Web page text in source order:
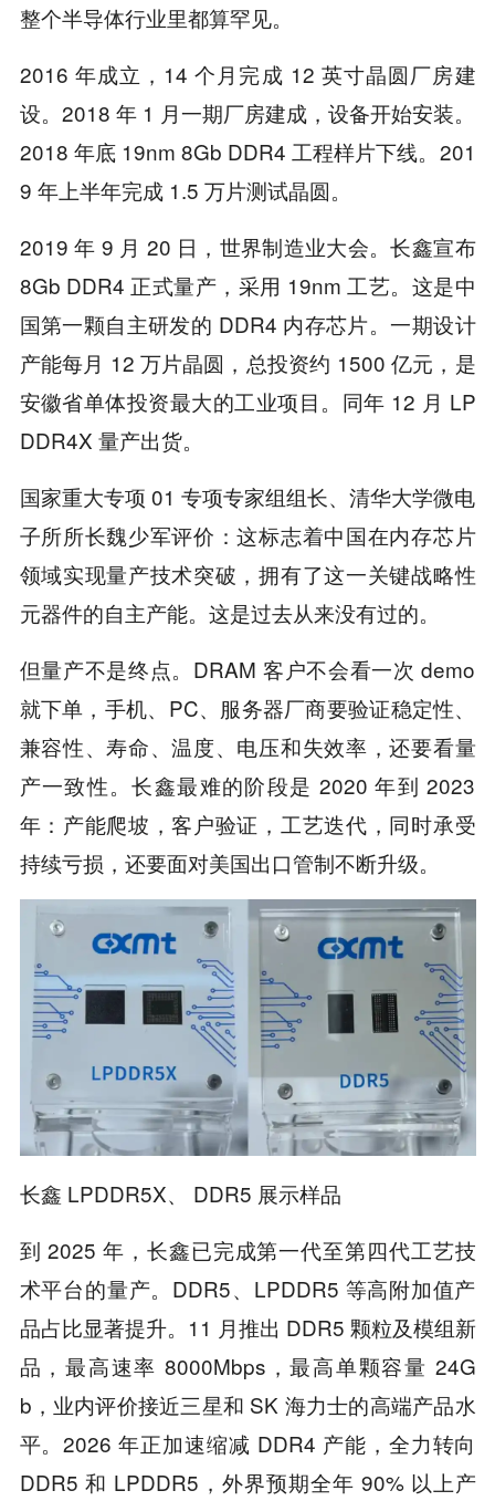
整个半导体行业里都算罕见。
2016 年成立，14 个月完成 12 英寸晶圆厂房建
设。2018 年 1 月一期厂房建成，设备开始安装。
2018 年底 19nm 8Gb DDR4 工程样片下线。201
9 年上半年完成 1.5 万片测试晶圆。
2019 年 9 月 20 日，世界制造业大会。长鑫宣布
8Gb DDR4 正式量产，采用 19nm 工艺。这是中
国第一颗自主研发的 DDR4 内存芯片。一期设计
产能每月 12 万片晶圆，总投资约 1500 亿元，是
安徽省单体投资最大的工业项目。同年 12 月 LP
DDR4X 量产出货。
国家重大专项 01 专项专家组组长、清华大学微电
子所所长魏少军评价：这标志着中国在内存芯片
领域实现量产技术突破，拥有了这一关键战略性
元器件的自主产能。这是过去从来没有过的。
但量产不是终点。DRAM 客户不会看一次 demo
就下单，手机、PC、服务器厂商要验证稳定性、
兼容性、寿命、温度、电压和失效率，还要看量
产一致性。长鑫最难的阶段是 2020 年到 2023
年：产能爬坡，客户验证，工艺迭代，同时承受
持续亏损，还要面对美国出口管制不断升级。
长鑫 LPDDR5X、 DDR5 展示样品
到 2025 年，长鑫已完成第一代至第四代工艺技
术平台的量产。DDR5、LPDDR5 等高附加值产
品占比显著提升。11 月推出 DDR5 颗粒及模组新
品，最高速率 8000Mbps，最高单颗容量 24G
b，业内评价接近三星和 SK 海力士的高端产品水
平。2026 年正加速缩减 DDR4 产能，全力转向
DDR5 和 LPDDR5，外界预期全年 90% 以上产